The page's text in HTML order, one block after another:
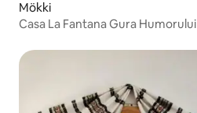
Mökki
Casa La Fantana Gura Humorului